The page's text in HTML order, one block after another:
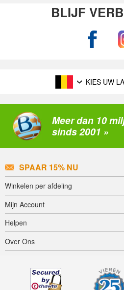
BLIJF
KIES UW
Meer dan 10
sinds 2001 »
SPAAR 15% NU
Winkelen per afdeling
Mijn Account
Helpen
Over Ons